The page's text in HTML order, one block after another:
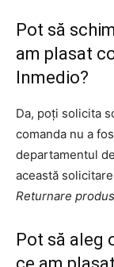
Pot să
am plasat
Inmedio?
Da, poți solicita
comanda nu a
departamentul
această
Returnare produs
Pot să aleg